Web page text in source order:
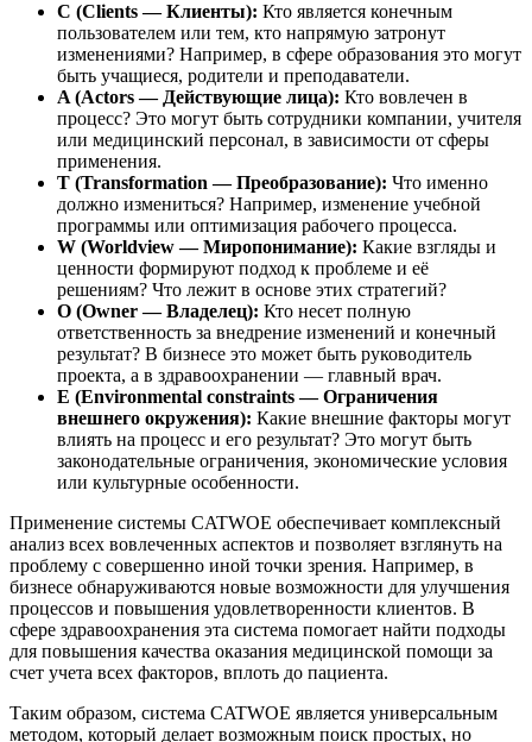
C (Clients — Клиенты): Кто является конечным
пользователем или тем, кто напрямую затронут
изменениями? Например, в сфере образования это могут
быть учащиеся, родители и преподаватели.
A (Actors — Действующие лица): Кто вовлечен в
процесс? Это могут быть сотрудники компании, учителя
или медицинский персонал, в зависимости от сферы
применения.
T (Transformation — Преобразование): Что именно
должно измениться? Например, изменение учебной
программы или оптимизация рабочего процесса.
W (Worldview — Миропонимание): Какие взгляды и
ценности формируют подход к проблеме и её
решениям? Что лежит в основе этих стратегий?
O (Owner — Владелец): Кто несет полную
ответственность за внедрение изменений и конечный
результат? В бизнесе это может быть руководитель
проекта, а в здравоохранении — главный врач.
E (Environmental constraints — Ограничения
внешнего окружения): Какие внешние факторы могут
влиять на процесс и его результат? Это могут быть
законодательные ограничения, экономические условия
или культурные особенности.
Применение системы CATWOE обеспечивает комплексный
анализ всех вовлеченных аспектов и позволяет взглянуть на
проблему с совершенно иной точки зрения. Например, в
бизнесе обнаруживаются новые возможности для улучшения
процессов и повышения удовлетворенности клиентов. В
сфере здравоохранения эта система помогает найти подходы
для повышения качества оказания медицинской помощи за
счет учета всех факторов, вплоть до пациента.
Таким образом, система CATWOE является универсальным
методом, который делает возможным поиск простых, но